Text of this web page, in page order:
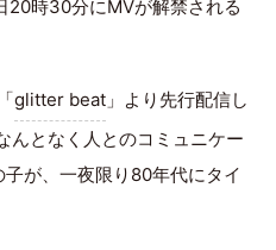
20時30分にMVが解禁される
glitter beat 」より先行配信し
んとなく人とのコミュニケー
が、一夜限り80年代にタイ